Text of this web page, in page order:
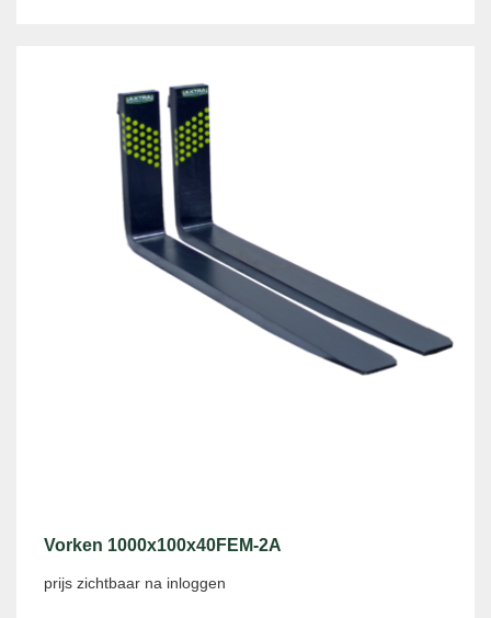
Vorken 1000x100x40FEM-2A
prijs zichtbaar na inloggen